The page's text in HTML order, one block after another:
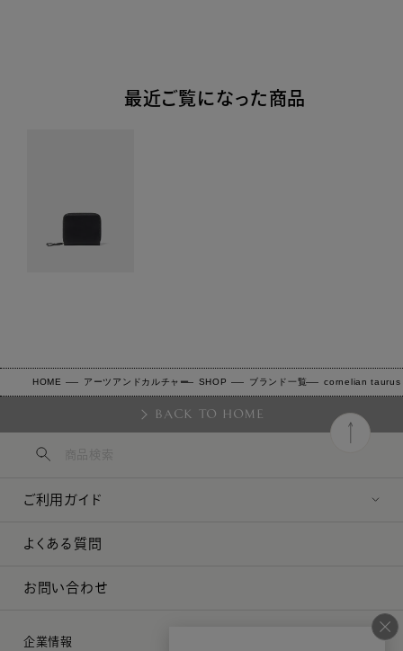
最近ご覧になった商品
HOME アーツアンドカルチャー SHOP ブランド一覧 cornelian
BACK TO HOME
ご利用ガイド
よくある質問
お問い合わせ
企業情報